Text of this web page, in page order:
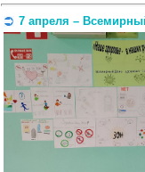
7 апреля –